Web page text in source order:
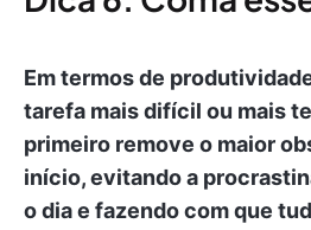
Em termos de
tarefa mais difícil ou mais
primeiro remove o maior
início, evitando a
o dia e fazendo com que